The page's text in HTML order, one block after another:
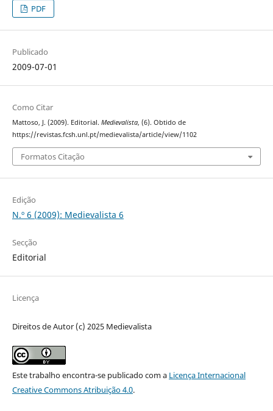
PDF
Publicado
2009-07-01
Como Citar
Mattoso, J. (2009). Editorial. Medievalista, (6). Obtido de
https://revistas.fcsh.unl.pt/medievalista/article/view/1102
Formatos Citação
Edição
N.º 6 (2009): Medievalista 6
Secção
Editorial
Licença
Direitos de Autor (c) 2025 Medievalista
Este trabalho encontra-se publicado com a Licença Internacional
Creative Commons Atribuição 4.0.